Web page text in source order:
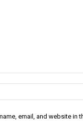
email, and website in